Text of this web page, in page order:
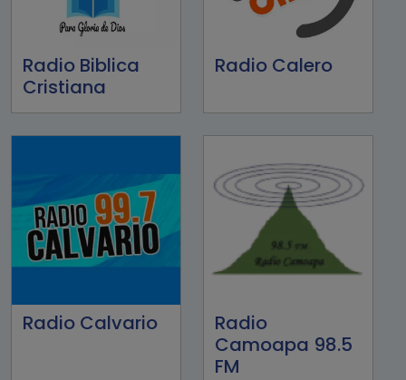
Radio Biblica
Cristiana
Radio Calero
Radio Calvario
Radio
Camoapa 98.5
FM